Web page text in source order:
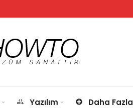
Yazılım Daha Fazla